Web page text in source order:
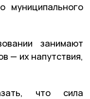
муниципального
занимают
— их напутствия,
что сила